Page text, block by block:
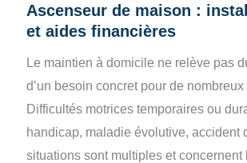
Ascenseur de maison :
et aides financières
Le maintien à domicile ne relève pas
d’un besoin concret pour de nombreux
Difficultés motrices temporaires ou
handicap, maladie évolutive, accident
situations sont multiples et concernent